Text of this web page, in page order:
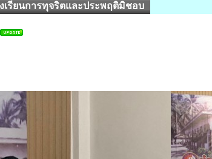
เรียนการทุจริตและประพฤติมิชอบ